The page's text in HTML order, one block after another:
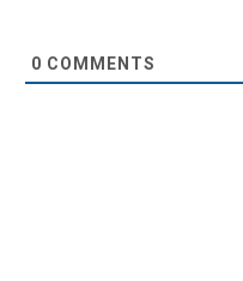
0 COMMENTS